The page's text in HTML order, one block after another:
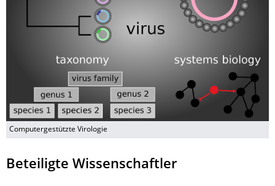
Computergestützte Virologie
Beteiligte Wissenschaftler